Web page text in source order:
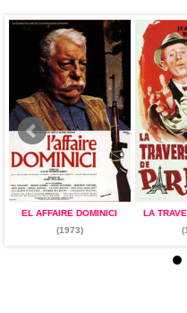
EL AFFAIRE DOMINICI
(1973)
LA